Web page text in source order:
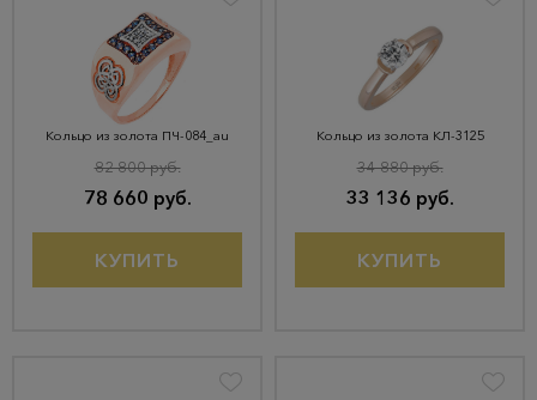
Кольцо из золота ПЧ-084_au
78 660 руб.
82 800 руб.
КУПИТЬ
Кольцо из золота КЛ-3125
33 136 руб.
34 880 руб.
КУПИТЬ